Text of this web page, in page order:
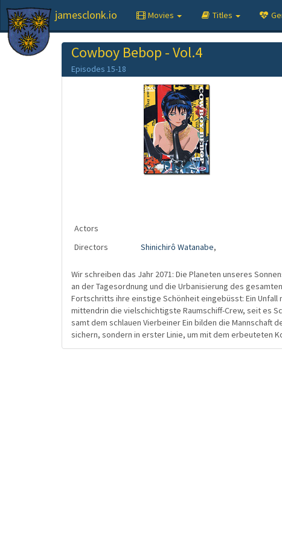
jamesclonk.io Movies Titles
Cowboy Bebop - Vol.4
Episodes 15-18
Actors
Directors
Shinichirô Watanabe,
Wir schreiben das Jahr 2071: Die Planeten unseres
an der Tagesordnung und die Urbanisierung des
Fortschritts ihre einstige Schönheit eingebüsst: Ein Unfall
mittendrin die vielschichtigste Raumschiff-Crew, seit es
samt dem schlauen Vierbeiner Ein bilden die Mannschaft
sichern, sondern in erster Linie, um mit dem erbeuteten